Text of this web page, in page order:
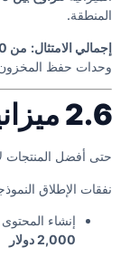
المنطقة.
إجمالي الامتثال: من 1,000 دولار إلى 10,000 دولار
وحدات حفظ
2.6 ميزانية التسويق والإطلاق
حتى أفضل المنتجات
نفقات الإطلاق
إنشاء
2,000 دولار